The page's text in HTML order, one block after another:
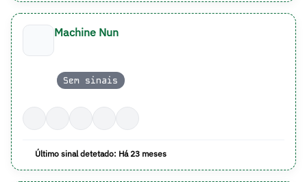
Machine Nun
Sem sinais
Último sinal detetado: Há 23 meses